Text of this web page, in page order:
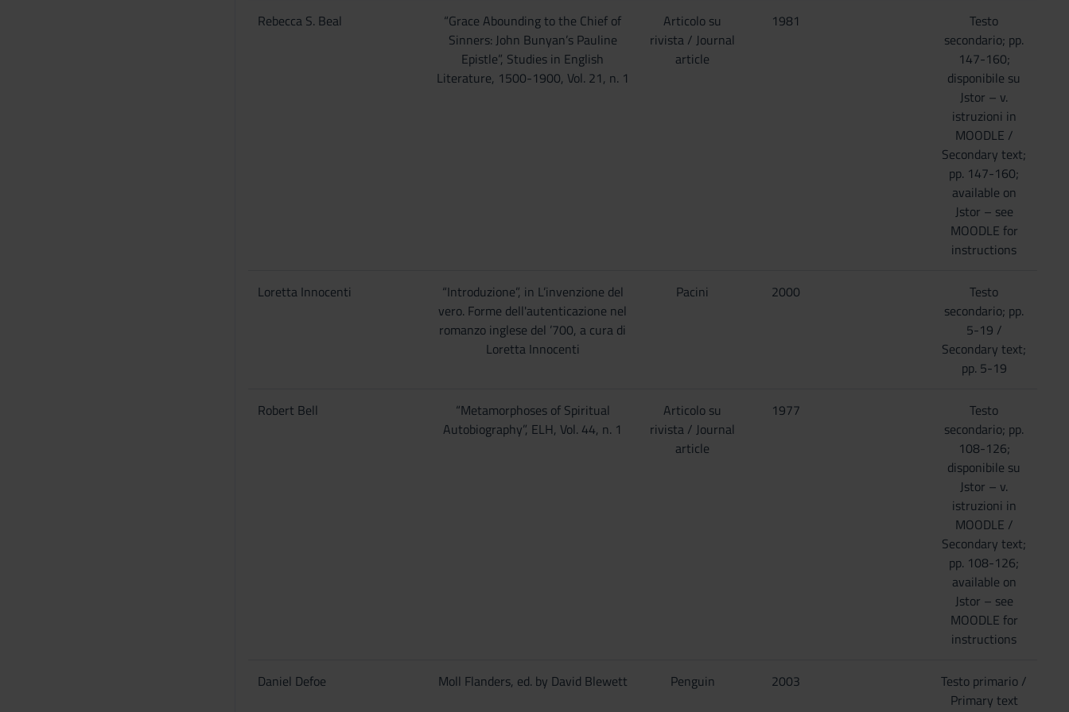
Rebecca S. Beal
“Grace Abounding to the Chief of
Sinners: John Bunyan’s Pauline
Epistle”, Studies in English
Literature, 1500-1900, Vol. 21, n. 1
Articolo su
rivista / Journal
article
1981
Testo
secondario; pp.
147-160;
disponibile su
Jstor – v.
istruzioni in
MOODLE /
Secondary text;
pp. 147-160;
available on
Jstor – see
MOODLE for
instructions
Loretta Innocenti
“Introduzione”, in L’invenzione del
vero. Forme dell'autenticazione nel
romanzo inglese del ’700, a cura di
Loretta Innocenti
Pacini 2000
Testo
secondario; pp.
5-19 /
Secondary text;
pp. 5-19
Robert Bell
“Metamorphoses of Spiritual
Autobiography”, ELH, Vol. 44, n. 1
Articolo su
rivista / Journal
article
1977
Testo
secondario; pp.
108-126;
disponibile su
Jstor – v.
istruzioni in
MOODLE /
Secondary text;
pp. 108-126;
available on
Jstor – see
MOODLE for
instructions
Daniel Defoe Moll Flanders, ed. by David Blewett Penguin 2003
Testo primario /
Primary text